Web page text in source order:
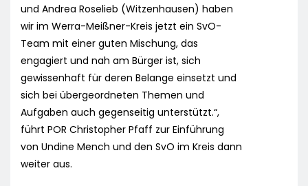
und Andrea Roselieb (Witzenhausen) haben
wir im Werra-Meißner-Kreis jetzt ein SvO-
Team mit einer guten Mischung, das
engagiert und nah am Bürger ist, sich
gewissenhaft für deren Belange einsetzt und
sich bei übergeordneten Themen und
Aufgaben auch gegenseitig unterstützt.“,
führt POR Christopher Pfaff zur Einführung
von Undine Mench und den SvO im Kreis dann
weiter aus.